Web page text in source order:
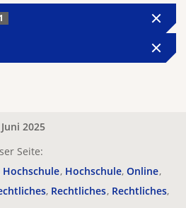
1
2025
Seite:
Hochschule Hochschule Online
Rechtliches Rechtliches